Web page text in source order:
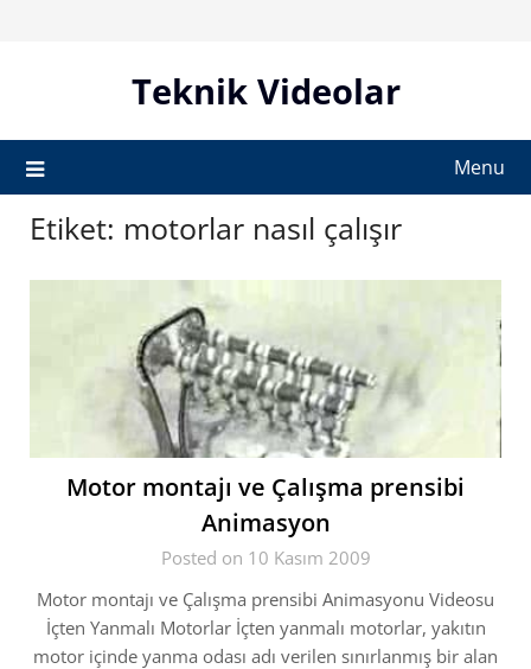
Teknik Videolar
Menu
Etiket: motorlar nasıl çalışır
Motor montajı ve Çalışma prensibi
Animasyon
Posted on 10 Kasım 2009
Motor montajı ve Çalışma prensibi Animasyonu Videosu
İçten Yanmalı Motorlar İçten yanmalı motorlar, yakıtın
motor içinde yanma odası adı verilen sınırlanmış bir alan